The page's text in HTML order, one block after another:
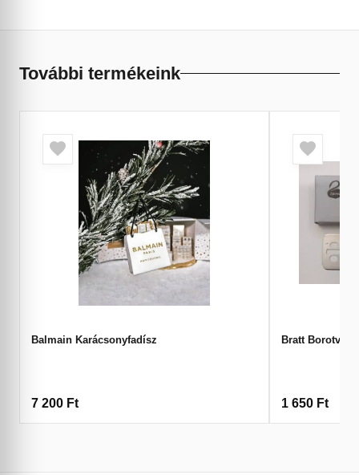
További termékeink
Balmain Karácsonyfadísz
7 200 Ft
Bratt
1 650 Ft